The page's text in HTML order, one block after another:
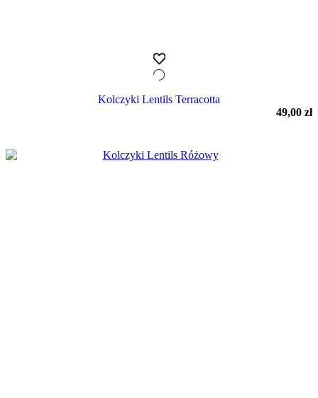
Kolczyki Lentils Terracotta
49,00 zł